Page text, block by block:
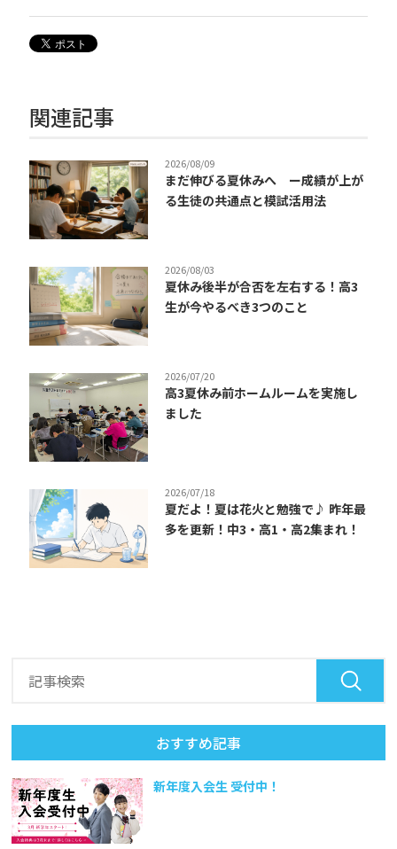
関連記事
2026/08/09
まだ伸びる夏休みへ ー成績が上が
る生徒の共通点と模試活用法
2026/08/03
夏休み後半が合否を左右する！高3
生が今やるべき3つのこと
2026/07/20
高3夏休み前ホームルームを実施し
ました
2026/07/18
夏だよ！夏は花火と勉強で♪ 昨年最
多を更新！中3・高1・高2集まれ！
おすすめ記事
新年度入会生 受付中！